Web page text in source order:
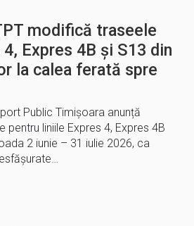
modifică traseele
Expres 4B și S13 din
la calea ferată spre
Public Timișoara anunță
liniile Expres 4, Expres 4B
2 iunie – 31 iulie 2026, ca